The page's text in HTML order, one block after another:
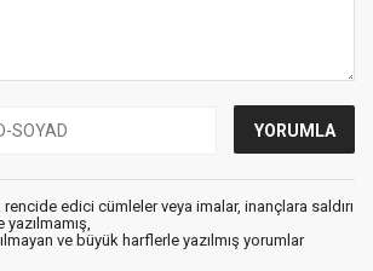
edici cümleler veya imalar, inançlara saldırı
ve büyük harflerle yazılmış yorumlar